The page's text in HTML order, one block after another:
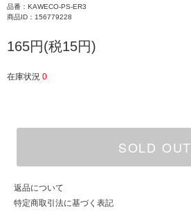
品番：KAWECO-PS-ER3
商品ID：156779228
165円(税15円)
在庫状況 0
SOLD OUT
返品について
特定商取引法に基づく表記